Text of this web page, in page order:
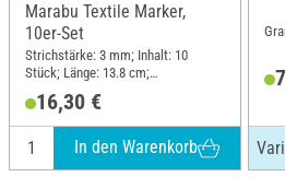
Marabu Textile Marker,
10er-Set
Strichstärke: 3 mm; Inhalt: 10
Stück; Länge: 13.8 cm;
16,30 €
In den Warenkorb